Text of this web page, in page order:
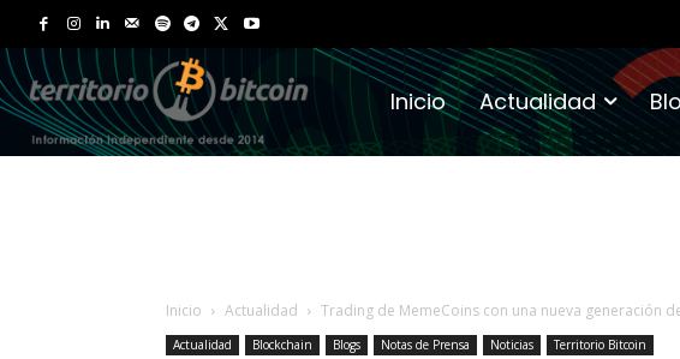
Inicio Actualidad
Inicio Actualidad Trading de MemeCoins con una nueva generación
Actualidad Blockchain Blogs Notas de Prensa Noticias Territorio Bitcoin